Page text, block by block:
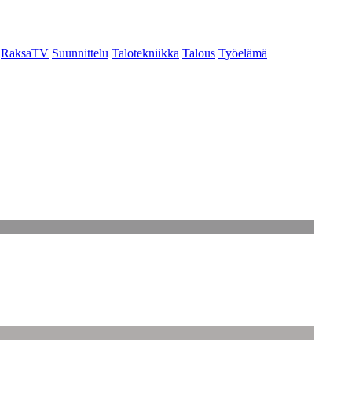
RaksaTV Suunnittelu Talotekniikka Talous Työelämä